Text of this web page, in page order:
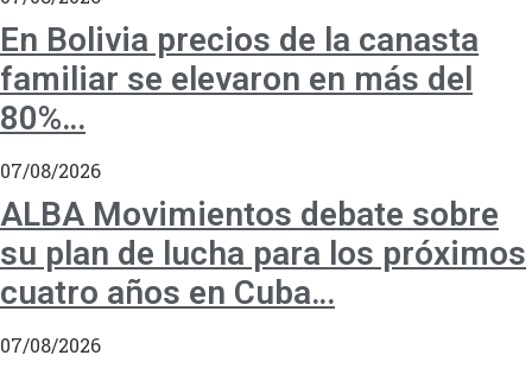
En Bolivia precios de la canasta
familiar se elevaron en más del
80%…
07/08/2026
ALBA Movimientos debate sobre
su plan de lucha para los próximos
cuatro años en Cuba…
07/08/2026